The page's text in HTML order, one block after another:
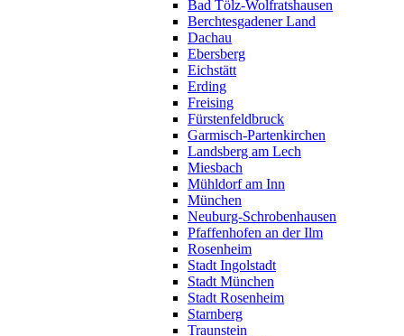
Bad Tölz-Wolfratshausen
Berchtesgadener Land
Dachau
Ebersberg
Eichstätt
Erding
Freising
Fürstenfeldbruck
Garmisch-Partenkirchen
Landsberg am Lech
Miesbach
Mühldorf am Inn
München
Neuburg-Schrobenhausen
Pfaffenhofen an der Ilm
Rosenheim
Stadt Ingolstadt
Stadt München
Stadt Rosenheim
Starnberg
Traunstein